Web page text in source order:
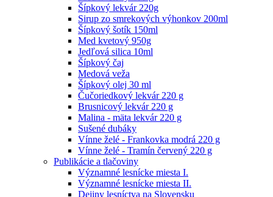
Šípkový lekvár 220g
Sirup zo smrekových výhonkov 200ml
Šípkový šotík 150ml
Med kvetový 950g
Jedľová silica 10ml
Šípkový čaj
Medová veža
Šípkový olej 30 ml
Čučoriedkový lekvár 220 g
Brusnicový lekvár 220 g
Malina - mäta lekvár 220 g
Sušené dubáky
Vínne želé - Frankovka modrá 220 g
Vínne želé - Tramín červený 220 g
Publikácie a tlačoviny
Významné lesnícke miesta I.
Významné lesnícke miesta II.
Dejiny lesníctva na Slovensku